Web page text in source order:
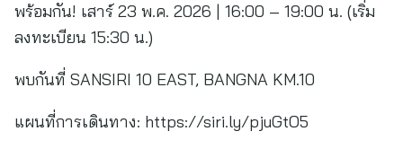
พร้อมกัน! เสาร์ 23 พ.ค. 2026 | 16:00 – 19:00 น. (เริ่ม
ลงทะเบียน 15:30 น.)
พบกันที่ SANSIRI 10 EAST, BANGNA KM.10
แผนที่การเดินทาง: https://siri.ly/pjuGtO5